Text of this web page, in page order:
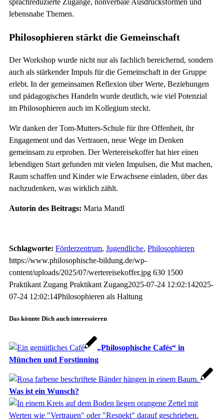
sprachreduzierte Zugänge, nonverbale Ausdrucksformen und
lebensnahe Themen.
Philosophieren stärkt die Gemeinschaft
Der Workshop wurde nicht nur als fachlich bereichernd, sondern
auch als stärkender Impuls für die Gemeinschaft in der Gruppe
erlebt. In der gemeinsamen Reflexion über Werte, Beziehungen
und pädagogisches Handeln wurde deutlich, wie viel Potenzial
im Philosophieren auch im Kollegium steckt.
Wir danken der Tom-Mutters-Schule für ihre Offenheit, ihr
Engagement und das Vertrauen, neue Wege im Denken
gemeinsam zu erproben. Der Wertereisekoffer hat hier einen
lebendigen Start gefunden mit vielen Impulsen, die Mut machen,
Raum schaffen und Kinder wie Erwachsene einladen, über das
nachzudenken, was wirklich zählt.
Autorin des Beitrags: Maria Mandl
Schlagworte: Förderzentrum, Jugendliche, Philosophieren
https://www.philosophische-bildung.de/wp-
content/uploads/2025/07/wertereisekoffer.jpg 630 1500
Praktikant Zugang Praktikant Zugang2025-07-24 12:02:142025-
07-24 12:02:14Philosophieren als Haltung
Das könnte Dich auch interessieren
„Philosophische Cafés“ in
München und Forstinning
Was ist ein Wunsch?